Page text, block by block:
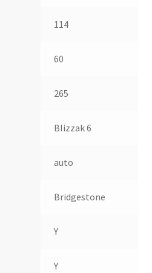
114
60
265
Blizzak 6
auto
Bridgestone
Y
Y